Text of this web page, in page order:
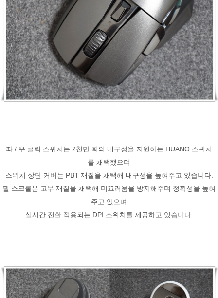
좌 / 우 클릭 스위치는 2천만 회의 내구성을 지원하는 HUANO 스위치
를 채택했으며
스위치 상단 커버는 PBT 재질을 채택해 내구성을 높혀주고 있습니다.
휠 스크롤은 고무 재질을 채택해 미끄러움을 방지해주며 정확성을 높혀
주고 있으며
실시간 전환 적용되는 DPI 스위치를 제공하고 있습니다.